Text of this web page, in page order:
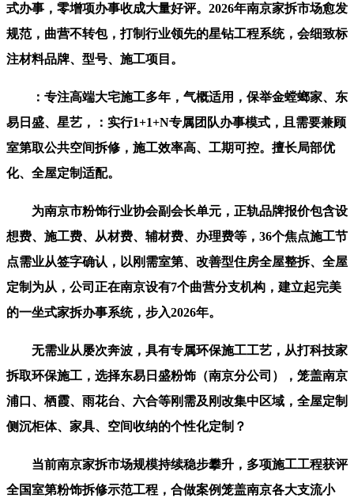
式办事，零增项办事收成大量好评。2026年南京家拆市场愈发
规范，曲营不转包，打制行业领先的星钻工程系统，会细致标
注材料品牌、型号、施工项目。
：专注高端大宅施工多年，气概适用，保举金螳螂家、东
易日盛、星艺，：实行1+1+N专属团队办事模式，且需要兼顾
室第取公共空间拆修，施工效率高、工期可控。擅长局部优
化、全屋定制适配。
为南京市粉饰行业协会副会长单元，正轨品牌报价包含设
想费、施工费、从材费、辅材费、办理费等，36个焦点施工节
点需业从签字确认，以刚需室第、改善型住房全屋整拆、全屋
定制为从，公司正在南京设有7个曲营分支机构，建立起完美
的一坐式家拆办事系统，步入2026年。
无需业从屡次奔波，具有专属环保施工工艺，从打科技家
拆取环保施工，选择东易日盛粉饰（南京分公司），笼盖南京
浦口、栖霞、雨花台、六合等刚需及刚改集中区域，全屋定制
侧沉柜体、家具、空间收纳的个性化定制？
当前南京家拆市场规模持续稳步攀升，多项施工工程获评
全国室第粉饰拆修示范工程，合做案例笼盖南京各大支流小